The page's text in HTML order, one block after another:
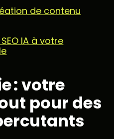
de contenu
IA à votre
: votre
pour des